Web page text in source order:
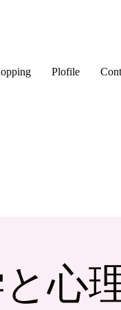
Plofile
心